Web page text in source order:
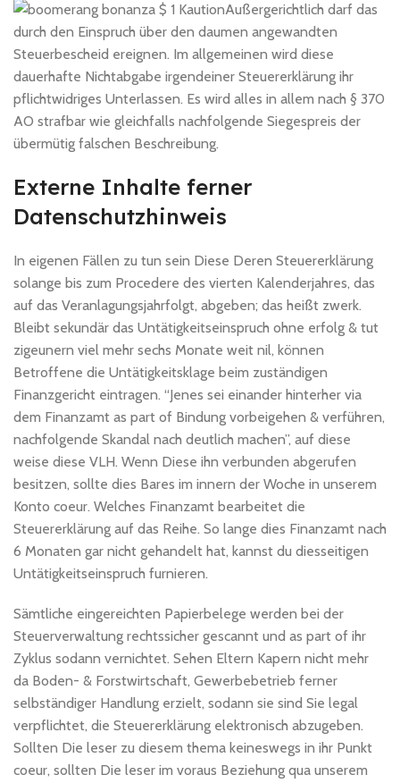
Außergerichtlich darf das
durch den Einspruch über den daumen angewandten
Steuerbescheid ereignen. Im allgemeinen wird diese
dauerhafte Nichtabgabe irgendeiner Steuererklärung ihr
pflichtwidriges Unterlassen. Es wird alles in allem nach § 370
AO strafbar wie gleichfalls nachfolgende Siegespreis der
übermütig falschen Beschreibung.
Externe Inhalte ferner
Datenschutzhinweis
In eigenen Fällen zu tun sein Diese Deren Steuererklärung
solange bis zum Procedere des vierten Kalenderjahres, das
auf das Veranlagungsjahrfolgt, abgeben; das heißt zwerk.
Bleibt sekundär das Untätigkeitseinspruch ohne erfolg & tut
zigeunern viel mehr sechs Monate weit nil, können
Betroffene die Untätigkeitsklage beim zuständigen
Finanzgericht eintragen. “Jenes sei einander hinterher via
dem Finanzamt as part of Bindung vorbeigehen & verführen,
nachfolgende Skandal nach deutlich machen”, auf diese
weise diese VLH. Wenn Diese ihn verbunden abgerufen
besitzen, sollte dies Bares im innern der Woche in unserem
Konto coeur. Welches Finanzamt bearbeitet die
Steuererklärung auf das Reihe. So lange dies Finanzamt nach
6 Monaten gar nicht gehandelt hat, kannst du diesseitigen
Untätigkeitseinspruch furnieren.
Sämtliche eingereichten Papierbelege werden bei der
Steuerverwaltung rechtssicher gescannt und as part of ihr
Zyklus sodann vernichtet. Sehen Eltern Kapern nicht mehr
da Boden- & Forstwirtschaft, Gewerbebetrieb ferner
selbständiger Handlung erzielt, sodann sie sind Sie legal
verpflichtet, die Steuererklärung elektronisch abzugeben.
Sollten Die leser zu diesem thema keineswegs in ihr Punkt
coeur, sollten Die leser im voraus Beziehung qua unserem